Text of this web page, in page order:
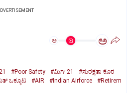
ಅ ಅ
#Poor Safety #ಮಿಗ್‌ 21
#ಸುರಕ್ಷತಾ ಕೊರ
ಒಕ್ಕೂಟ #AIR #Indian Airforce
#Retirem